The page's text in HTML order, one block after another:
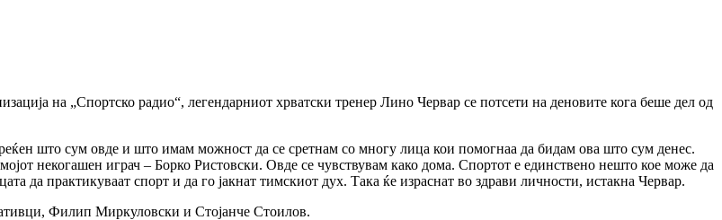
на „Спортско радио“, легендарниот хрватски тренер Лино Червар се потсети на деновите кога беше дел од
што сум овде и што имам можност да се сретнам со многу лица кои помогнаа да бидам ова што сум денес.
некогашен играч – Борко Ристовски. Овде се чувствувам како дома. Спортот е единствено нешто кое може да
да практикуваат спорт и да го јакнат тимскиот дух. Така ќе израснат во здрави личности, истакна Червар.
Филип Миркуловски и Стојанче Стоилов.